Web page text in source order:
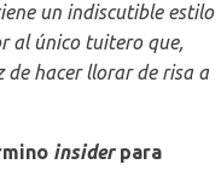
un indiscutible estilo
al único tuitero que,
de hacer llorar de risa a
insiderpara